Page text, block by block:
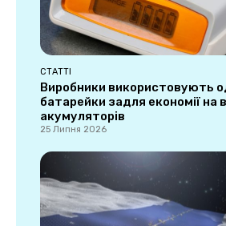
СТАТТІ
Виробники використовують
батарейки задля економії на
акумуляторів
25 Липня 2026